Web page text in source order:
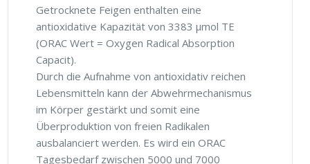
Getrocknete Feigen enthalten eine
antioxidative Kapazität von 3383 µmol TE
(ORAC Wert = Oxygen Radical Absorption
Capacit).
Durch die Aufnahme von antioxidativ reichen
Lebensmitteln kann der Abwehrmechanismus
im Körper gestärkt und somit eine
Überproduktion von freien Radikalen
ausbalanciert werden. Es wird ein ORAC
Tagesbedarf zwischen 5000 und 7000